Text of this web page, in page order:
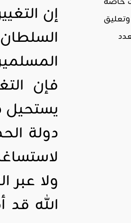
إن
فإن
يستحيل
دولة
ولا عبر
الله